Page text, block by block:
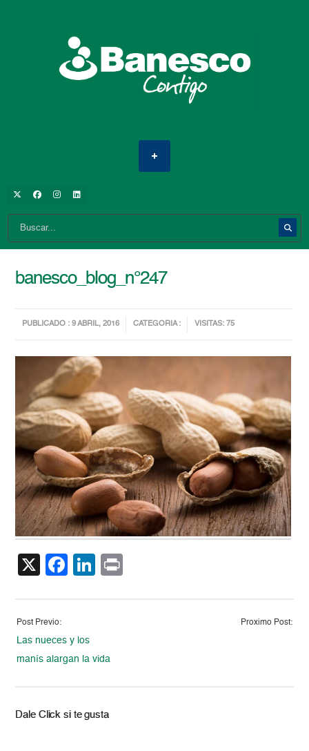
banesco_blog_n°247
PUBLICADO : 9 ABRIL, 2016 CATEGORIA : VISITAS: 75
X Facebook
LinkedIn
Post Previo:
Las nueces y los
manís alargan la vida
Proximo Post:
Dale Click si te gusta